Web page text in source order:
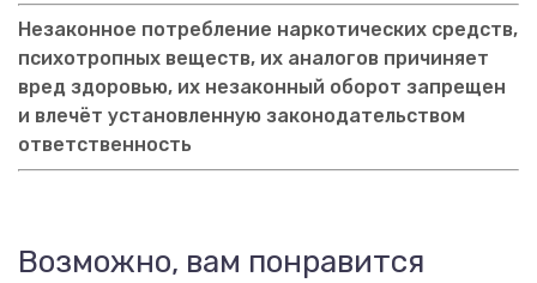
Незаконное потребление наркотических средств,
психотропных веществ, их аналогов причиняет
вред здоровью, их незаконный оборот запрещен
и влечёт установленную законодательством
ответственность
Возможно, вам понравится